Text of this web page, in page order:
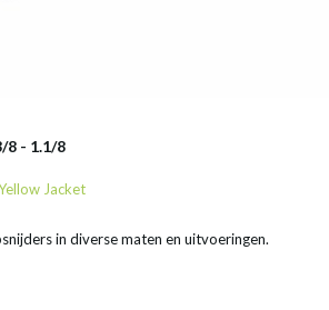
8 - 1.1/8
Jacket
in diverse maten en uitvoeringen.